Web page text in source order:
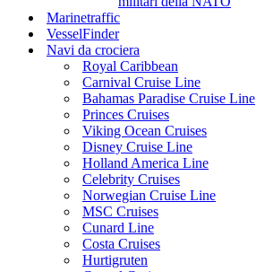
Marinetraffic
VesselFinder
Navi da crociera
Royal Caribbean
Carnival Cruise Line
Bahamas Paradise Cruise Line
Princes Cruises
Viking Ocean Cruises
Disney Cruise Line
Holland America Line
Celebrity Cruises
Norwegian Cruise Line
MSC Cruises
Cunard Line
Costa Cruises
Hurtigruten